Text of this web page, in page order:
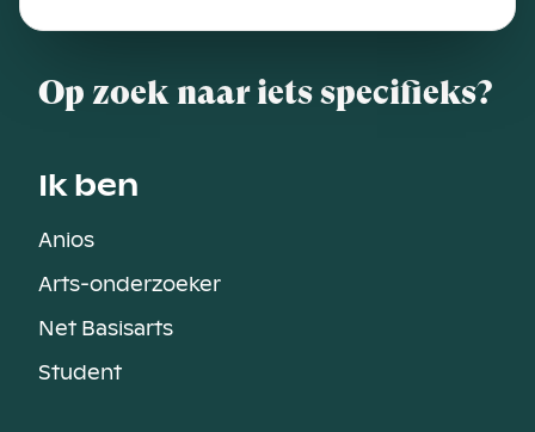
Op zoek naar iets specifieks?
Ik ben
Anios
Arts-onderzoeker
Net Basisarts
Student